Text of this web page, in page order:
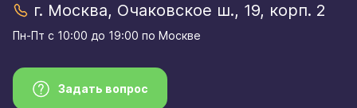
г. Москва, Очаковское ш., 19, корп. 2
Пн-Пт с 10:00 до 19:00 по Москве
Задать вопрос